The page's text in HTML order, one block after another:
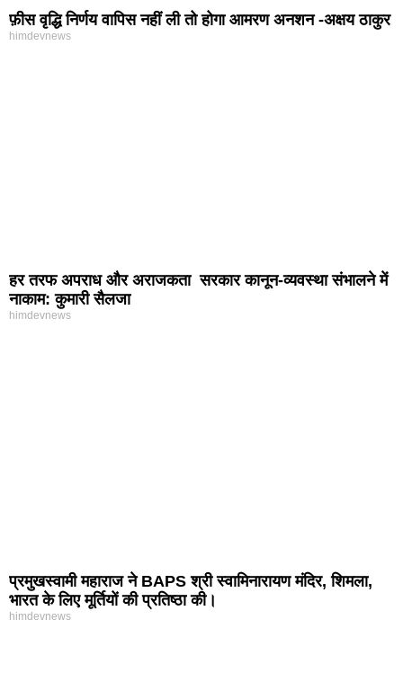
फ़ीस वृद्धि निर्णय वापिस नहीं ली तो होगा आमरण अनशन -अक्षय ठाकुर
himdevnews
हर तरफ अपराध और अराजकता सरकार कानून-व्यवस्था संभालने में
नाकाम: कुमारी सैलजा
himdevnews
प्रमुखस्वामी महाराज ने BAPS श्री स्वामिनारायण मंदिर, शिमला,
भारत के लिए मूर्तियों की प्रतिष्ठा की।
himdevnews